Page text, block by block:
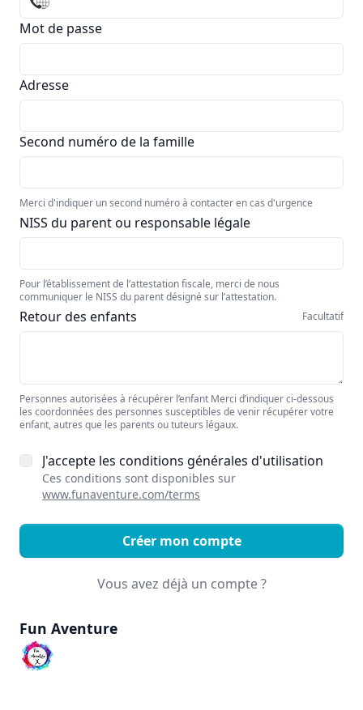
Mot de passe
Adresse
Second numéro de la famille
Merci d'indiquer un second numéro à contacter en cas d'urgence
NISS du parent ou responsable légale
Pour l’établissement de l’attestation fiscale, merci de nous
communiquer le NISS du parent désigné sur l’attestation.
Retour des enfants Facultatif
Personnes autorisées à récupérer l’enfant Merci d’indiquer ci-dessous
les coordonnées des personnes susceptibles de venir récupérer votre
enfant, autres que les parents ou tuteurs légaux.
J'accepte les conditions générales d'utilisation
Ces conditions sont disponibles sur
www.funaventure.com/terms
Créer mon compte
Vous avez déjà un compte ?
Fun Aventure